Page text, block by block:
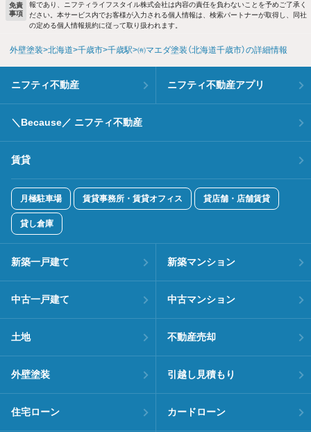
免責
事項
報であり、ニフティライフスタイル株式会社は内容の責任を負わないことを予めご了承く
ださい。本サービス内でお客様が入力される個人情報は、検索パートナーが取得し、同社
の定める個人情報規約に従って取り扱われます。
外壁塗装 北海道 千歳市 千歳駅 ㈲マエダ塗装（北海道千歳市）の詳細情報
ニフティ不動産 ニフティ不動産アプリ
＼Because／ ニフティ不動産
賃貸
月極駐車場 賃貸事務所・賃貸オフィス 貸店舗・店舗賃貸
貸し倉庫
新築一戸建て 新築マンション
中古一戸建て 中古マンション
土地 不動産売却
外壁塗装 引越し見積もり
住宅ローン カードローン